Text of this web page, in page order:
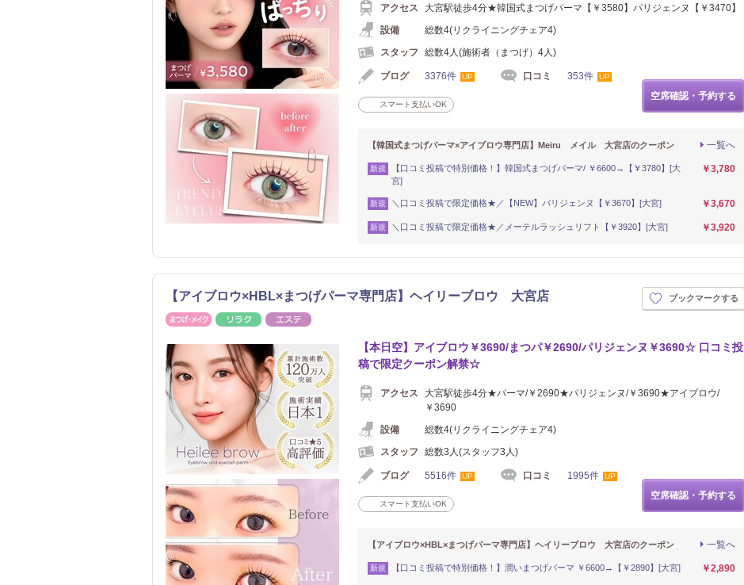
アクセス
大宮駅徒歩4分★韓国式まつげパーマ【￥3580】パリジェンヌ【￥3470】
設備
総数4(リクライニングチェア4)
スタッフ
総数4人(施術者（まつげ）4人)
ブログ 3376件 UP 口コミ 353件 UP
スマート支払いOK
空席確認・予約する
一覧へ
【韓国式まつげパーマ×アイブロウ専門店】Meiru メイル 大宮店のクーポン
新規
【口コミ投稿で特別価格！】韓国式まつげパーマ/ ￥6600→【￥3780】[大
宮]
￥3,780
新規 ＼口コミ投稿で限定価格★／【NEW】パリジェンヌ【￥3670】[大宮] ￥3,670
新規 ＼口コミ投稿で限定価格★／メーテルラッシュリフト【￥3920】[大宮] ￥3,920
【アイブロウ×HBL×まつげパーマ専門店】ヘイリーブロウ 大宮店
まつげ・メイクリラク
ブックマークする
【本日空】アイブロウ￥3690/まつパ￥2690/パリジェンヌ￥3690☆ 口コミ投
稿で限定クーポン解禁☆
アクセス
大宮駅徒歩4分★パーマ/￥2690★パリジェンヌ/￥3690★アイブロウ/
￥3690
設備
総数4(リクライニングチェア4)
スタッフ
総数3人(スタッフ3人)
ブログ 5516件 UP 口コミ 1995件 UP
スマート支払いOK
空席確認・予約する
一覧へ
【アイブロウ×HBL×まつげパーマ専門店】ヘイリーブロウ 大宮店のクーポン
新規 【口コミ投稿で特別価格！】潤いまつげパーマ ￥6600→【￥2890】[大宮] ￥2,890